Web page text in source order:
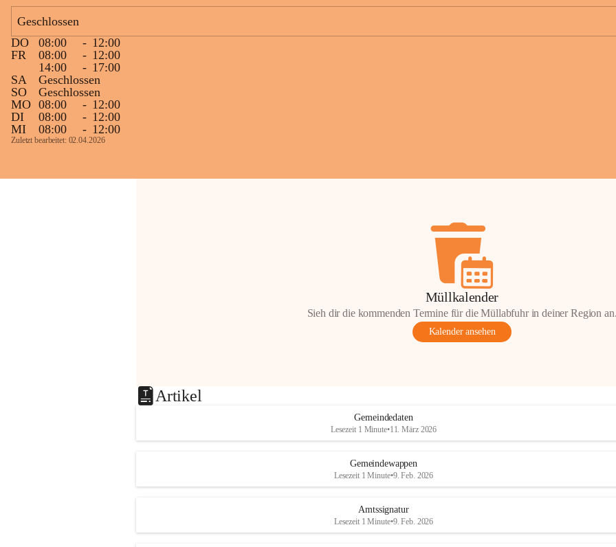
+6
Geschlossen
DO
08:00 - 12:00
FR
08:00 - 12:00
14:00
- 17:00
SA
Geschlossen
SO
Geschlossen
MO 08:00 - 12:00
DI
08:00 - 12:00
MI
08:00 - 12:00
Zuletzt bearbeitet: 02.04.2026
Müllkalender
Sieh dir die kommenden Termine für die Müllabfuhr in deiner Region an.
Kalender ansehen
Artikel
Gemeindedaten
Lesezeit 1 Minute•11. März 2026
Gemeindewappen
Lesezeit 1 Minute•9. Feb. 2026
Amtssignatur
Lesezeit 1 Minute•9. Feb. 2026